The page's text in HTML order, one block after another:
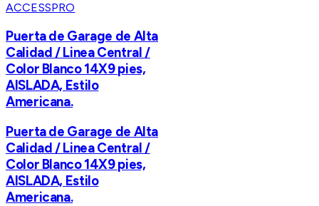
ACCESSPRO
Puerta de Garage de Alta
Calidad / Linea Central /
Color Blanco 14X9 pies,
AISLADA, Estilo
Americana.
Puerta de Garage de Alta
Calidad / Linea Central /
Color Blanco 14X9 pies,
AISLADA, Estilo
Americana.